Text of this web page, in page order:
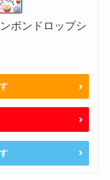
ボンドロップシ